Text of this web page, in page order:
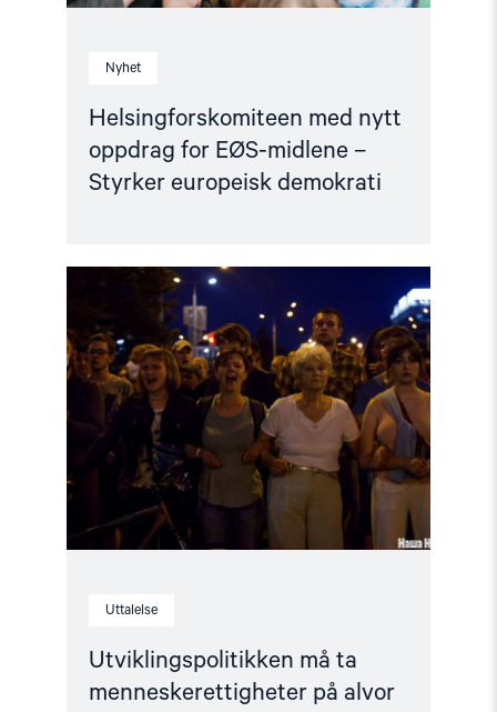
Nyhet
Helsingforskomiteen med nytt
oppdrag for EØS-midlene –
Styrker europeisk demokrati
Uttalelse
Utviklingspolitikken må ta
menneskerettigheter på alvor
"Utviklingspolitikken
må
ta
menneskerettigheter
på
alvor"